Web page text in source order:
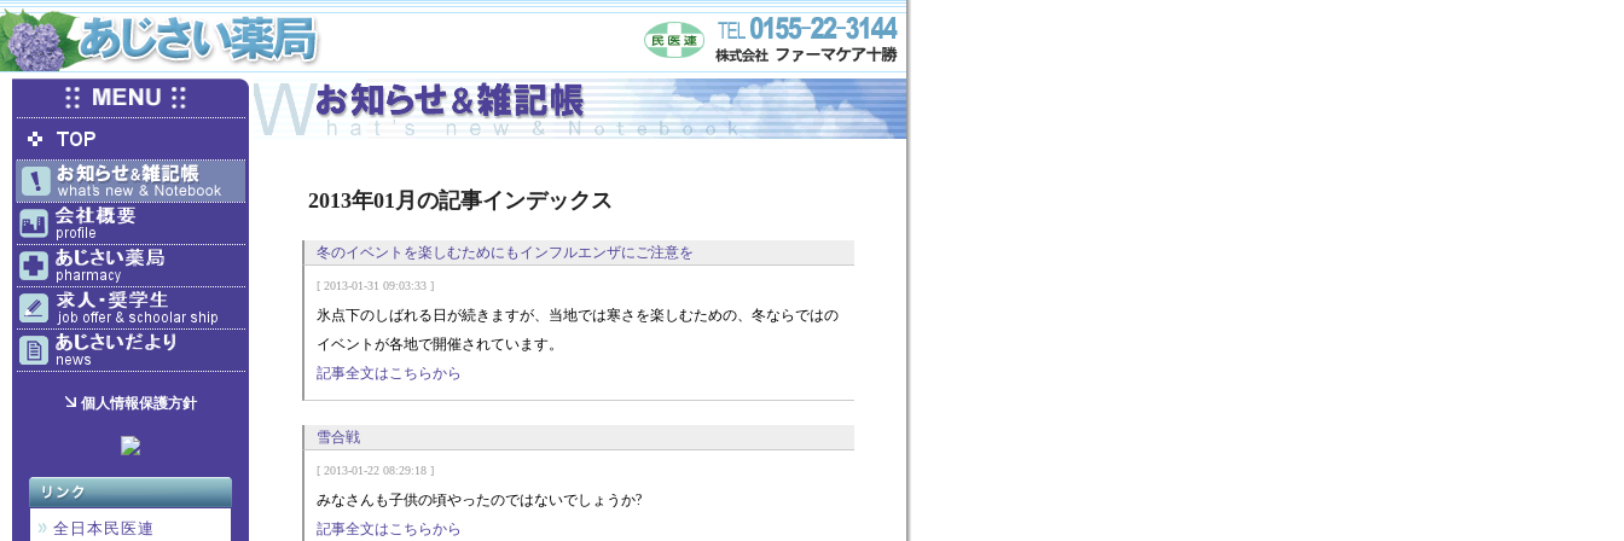
個人情報保護方針
全日本民医連
2013年01月の記事インデックス
冬のイベントを楽しむためにもインフルエンザにご注意を
[ 2013-01-31 09:03:33 ]
氷点下のしばれる日が続きますが、当地では寒さを楽しむための、冬ならではの
イベントが各地で開催されています。
記事全文はこちらから
雪合戦
[ 2013-01-22 08:29:18 ]
みなさんも子供の頃やったのではないでしょうか?
記事全文はこちらから